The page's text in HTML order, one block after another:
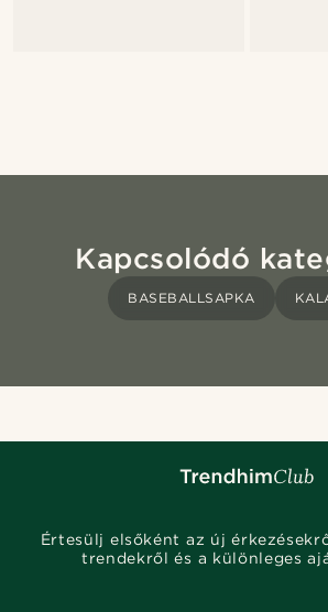
Kapcsolódó
BASEBALLSAPKA
Értesülj elsőként az új
trendekről és a különleges